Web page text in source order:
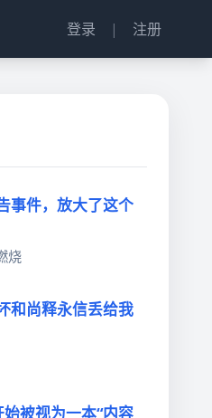
登录 | 注册
事件，放大了这个
烧
和尚释永信丢给我
被视为一本“内容